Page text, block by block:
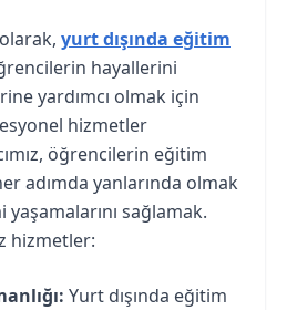
yurt dışında eğitim
hayallerini
yardımcı olmak için
hizmetler
öğrencilerin eğitim
adımda yanlarında olmak
sağlamak.
hizmetler:
Yurt dışında eğitim